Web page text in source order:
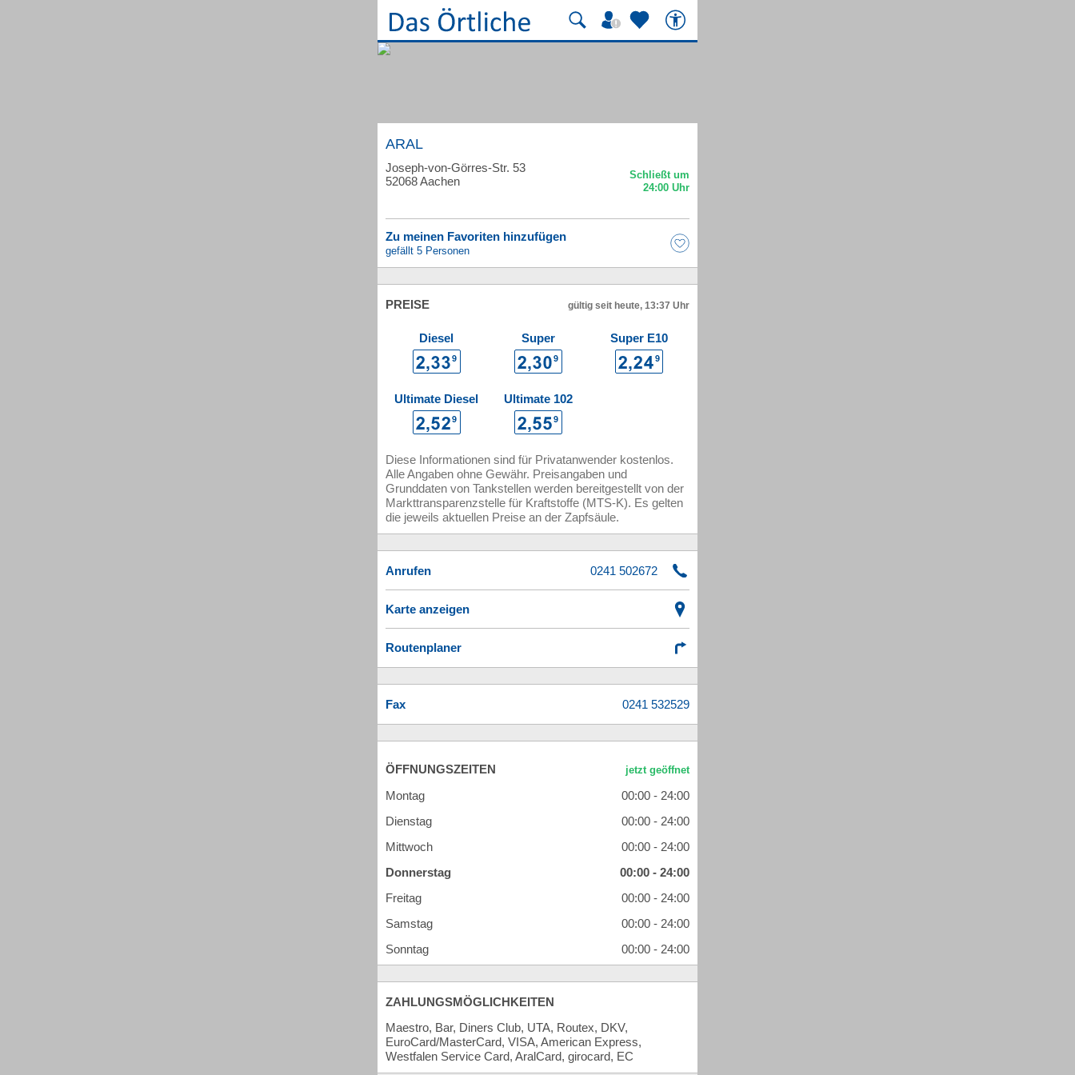
ARAL
Joseph-von-Görres-Str. 53
52068 Aachen
Zu meinen Favoriten hinzufügen
gefällt 5 Personen
PREISE gültig seit heute, 13:37 Uhr
Diesel Super Super E10
Ultimate Diesel Ultimate 102
Diese Informationen sind für Privatanwender kostenlos.
Alle Angaben ohne Gewähr. Preisangaben und
Grunddaten von Tankstellen werden bereitgestellt von der
Markttransparenzstelle für Kraftstoffe (MTS-K). Es gelten
die jeweils aktuellen Preise an der Zapfsäule.
Anrufen
Karte anzeigen
Routenplaner
Fax
ÖFFNUNGSZEITEN
Montag
00:00 - 24:00
Dienstag
00:00 - 24:00
Mittwoch
00:00 - 24:00
Donnerstag
00:00 - 24:00
Freitag
00:00 - 24:00
Samstag
00:00 - 24:00
Sonntag
00:00 - 24:00
ZAHLUNGSMÖGLICHKEITEN
Maestro, Bar, Diners Club, UTA, Routex, DKV,
EuroCard/MasterCard, VISA, American Express,
Westfalen Service Card, AralCard, girocard, EC